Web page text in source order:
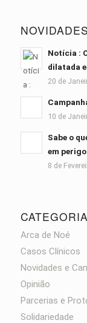
NOVIDADES
Notícia :
dilatada
20 de
10 de
Sabe o
em
8 de
Arca de Noé
Casos Clínicos
Novidades e
Opinião
Parcerias e
Solidariedade